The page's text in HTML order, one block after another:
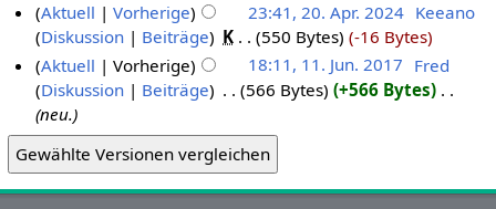
Aktuell
Vorherige 23:41, 20. Apr. 2024‎ Keeano
Diskussion
Beiträge K 550 Bytes
-16 Bytes
Aktuell
Vorherige 18:11, 11. Jun. 2017 Fred
Diskussion
Beiträge 566 Bytes +566 Bytes
neu.